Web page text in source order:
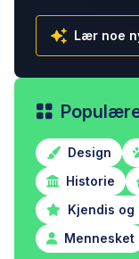
Lær noe
Design
Historie
Kjendis og
Mennesket